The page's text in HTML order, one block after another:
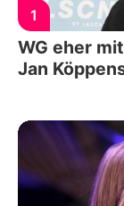
1
WG eher
Jan